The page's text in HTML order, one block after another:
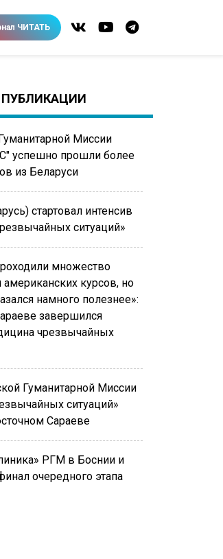
ЧИТАТЬ
Миссии
успешно прошли более
из Беларуси
стартовал интенсив
ситуаций»
множество
курсов, но
намного полезнее»:
завершился
чрезвычайных
Гуманитарной Миссии
ситуаций»
Сараеве
РГМ в Боснии и
очередного этапа